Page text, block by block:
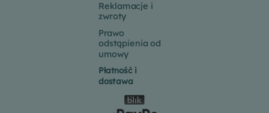
Reklamacje i
zwroty
Prawo
odstąpienia od
umowy
Płatność i
dostawa